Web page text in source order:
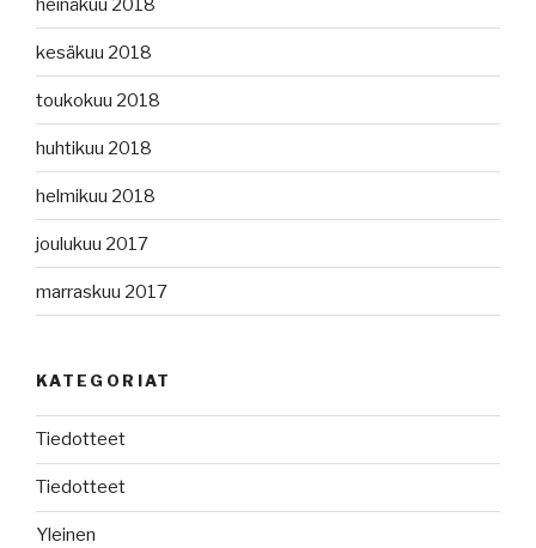
heinäkuu 2018
kesäkuu 2018
toukokuu 2018
huhtikuu 2018
helmikuu 2018
joulukuu 2017
marraskuu 2017
KATEGORIAT
Tiedotteet
Tiedotteet
Yleinen